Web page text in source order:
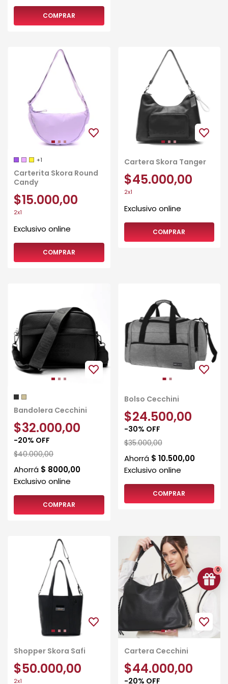
COMPRAR
+1
Carterita Skora Round
Candy
$15.000,00
2x1
COMPRAR
Cartera Skora Tanger
$45.000,00
2x1
COMPRAR
Bandolera Cecchini
$32.000,00
-20% OFF
$40.000,00
COMPRAR
Bolso Cecchini
$24.500,00
-30% OFF
$35.000,00
COMPRAR
Shopper Skora Safi
$50.000,00
2x1
Cartera Cecchini
$44.000,00
-20% OFF
0